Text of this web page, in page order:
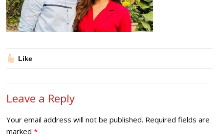
Like
Leave a Reply
Your email address will not be published. Required fields are
marked*